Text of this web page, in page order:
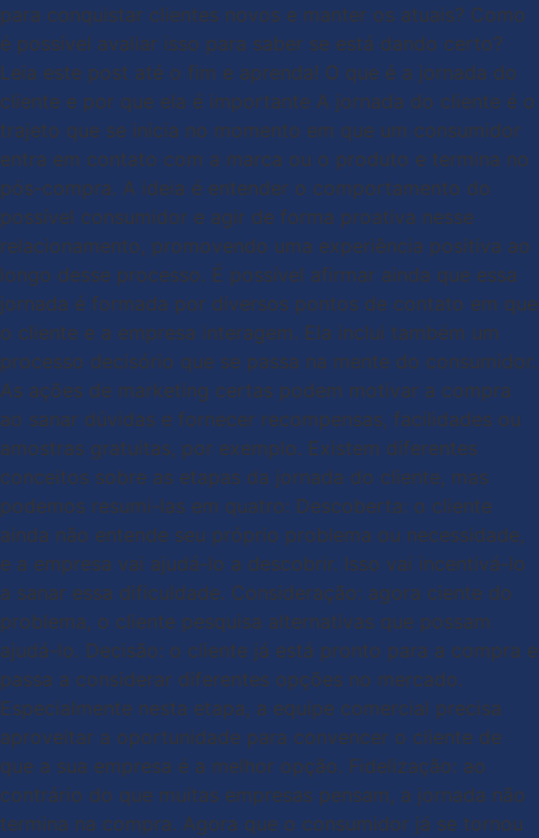
para conquistar clientes novos e manter os atuais? Como
é possível avaliar isso para saber se está dando certo?
Leia este post até o fim e aprenda! O que é a jornada do
cliente e por que ela é importante A jornada do cliente é o
trajeto que se inicia no momento em que um consumidor
entra em contato com a marca ou o produto e termina no
pós-compra. A ideia é entender o comportamento do
possível consumidor e agir de forma proativa nesse
relacionamento, promovendo uma experiência positiva ao
longo desse processo. É possível afirmar ainda que essa
jornada é formada por diversos pontos de contato em que
o cliente e a empresa interagem. Ela inclui também um
processo decisório que se passa na mente do consumidor.
As ações de marketing certas podem motivar a compra
ao sanar dúvidas e fornecer recompensas, facilidades ou
amostras gratuitas, por exemplo. Existem diferentes
conceitos sobre as etapas da jornada do cliente, mas
podemos resumi-las em quatro: Descoberta: o cliente
ainda não entende seu próprio problema ou necessidade,
e a empresa vai ajudá-lo a descobrir. Isso vai incentivá-lo
a sanar essa dificuldade. Consideração: agora ciente do
problema, o cliente pesquisa alternativas que possam
ajudá-lo. Decisão: o cliente já está pronto para a compra e
passa a considerar diferentes opções no mercado.
Especialmente nesta etapa, a equipe comercial precisa
aproveitar a oportunidade para convencer o cliente de
que a sua empresa é a melhor opção. Fidelização: ao
contrário do que muitas empresas pensam, a jornada não
termina na compra. Agora que o consumidor já se tornou